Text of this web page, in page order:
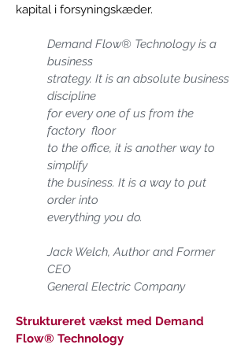
kapital i forsyningskæder.
Demand Flow® Technology is a
business
strategy. It is an absolute business
discipline
for every one of us from the
factory  floor
to the office, it is another way to
simplify
the business. It is a way to put
order into
everything you do.
Jack Welch, Author and Former
CEO
General Electric Company
Struktureret vækst med Demand
Flow® Technology